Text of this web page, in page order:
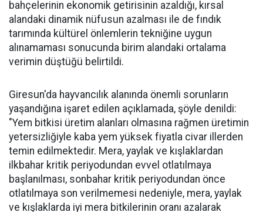
bahçelerinin ekonomik getirisinin azaldığı, kırsal
alandaki dinamik nüfusun azalması ile de fındık
tarımında kültürel önlemlerin tekniğine uygun
alınamaması sonucunda birim alandaki ortalama
verimin düştüğü belirtildi.
Giresun'da hayvancılık alanında önemli sorunların
yaşandığına işaret edilen açıklamada, şöyle denildi:
"Yem bitkisi üretim alanları olmasına rağmen üretimin
yetersizliğiyle kaba yem yüksek fiyatla civar illerden
temin edilmektedir. Mera, yaylak ve kışlaklardan
ilkbahar kritik periyodundan evvel otlatılmaya
başlanılması, sonbahar kritik periyodundan önce
otlatılmaya son verilmemesi nedeniyle, mera, yaylak
ve kışlaklarda iyi mera bitkilerinin oranı azalarak